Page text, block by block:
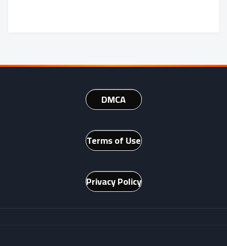
DMCA
Terms of Use
Privacy Policy